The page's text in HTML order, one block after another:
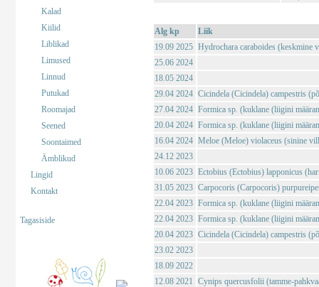
Kalad
Kiilid
Liblikad
Limused
Linnud
Putukad
Roomajad
Seened
Soontaimed
Ämblikud
Lingid
Kontakt
Tagasiside
Alg kp
Liik
19.09 2025 Hydrochara caraboides (keskmine
25.06 2024
18.05 2024
29.04 2024 Cicindela (Cicindela) campestris
27.04 2024 Formica sp. (kuklane (liigini
20.04 2024 Formica sp. (kuklane (liigini
16.04 2024 Meloe (Meloe) violaceus (sinine
24.12 2023
10.06 2023 Ectobius (Ectobius) lapponicus
31.05 2023 Carpocoris (Carpocoris)
22.04 2023 Formica sp. (kuklane (liigini
22.04 2023 Formica sp. (kuklane (liigini
20.04 2023 Cicindela (Cicindela) campestris
23.02 2023
18.09 2022
12.08 2021 Cynips quercusfolii (tamme-